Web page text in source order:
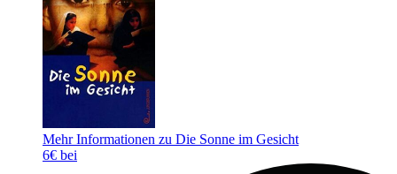
Mehr Informationen zu Die Sonne im Gesicht
6€ bei